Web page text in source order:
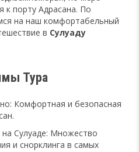
к порту Адрасана. По
на наш комфортабельный
в Сулуаду
Тура
Комфортная и безопасная
на Сулуаде: Множество
и снорклинга в самых